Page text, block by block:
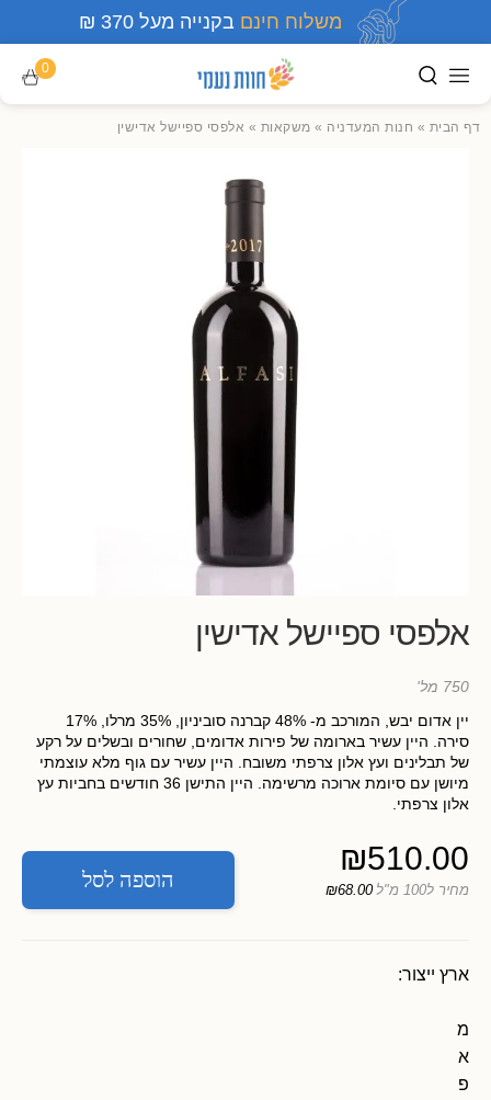
משלוח חינם בקנייה מעל 370 ₪
0
דף הבית » חנות המעדניה » משקאות » אלפסי ספיישל אדישין
אלפסי ספיישל אדישין
750 מל'
יין אדום יבש, המורכב מ- 48% קברנה סוביניון, 35% מרלו, 17%
סירה. היין עשיר בארומה של פירות אדומים, שחורים ובשלים על רקע
של תבלינים ועץ אלון צרפתי משובח. היין עשיר עם גוף מלא עוצמתי
מיושן עם סיומת ארוכה מרשימה. היין התישן 36 חודשים בחביות עץ
אלון צרפתי.
₪510.00
מחיר ל100 מ"ל ₪68.00 הוספה לסל
ארץ ייצור:
מ
א
פ